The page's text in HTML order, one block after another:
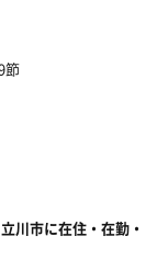
節
川市に在住・在勤・